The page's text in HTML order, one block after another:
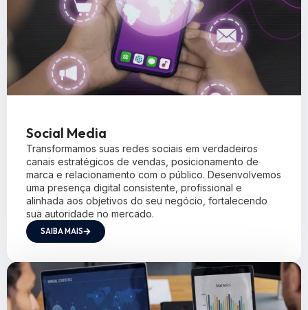
Social Media
Transformamos suas redes sociais em verdadeiros
canais estratégicos de vendas, posicionamento de
marca e relacionamento com o público. Desenvolvemos
uma presença digital consistente, profissional e
alinhada aos objetivos do seu negócio, fortalecendo
sua autoridade no mercado.
SAIBA MAIS